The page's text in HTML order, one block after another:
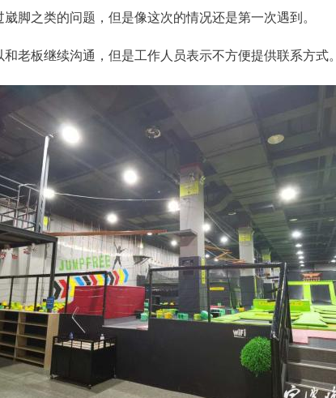
脚之类的问题，但是像这次的情况还是第一次遇到。
板继续沟通，但是工作人员表示不方便提供联系方式。